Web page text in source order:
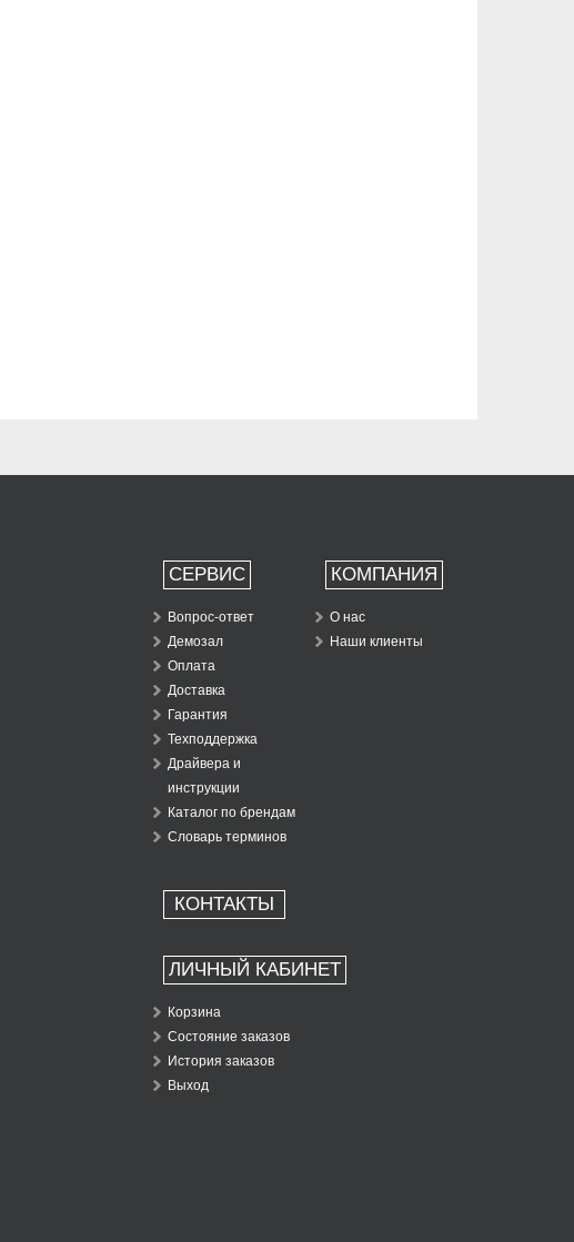
СЕРВИС
Вопрос-ответ
Демозал
Оплата
Доставка
Гарантия
Техподдержка
Драйвера и
инструкции
Каталог по брендам
Словарь терминов
КОМПАНИЯ
О нас
Наши клиенты
КОНТАКТЫ
ЛИЧНЫЙ КАБИНЕТ
Корзина
Состояние заказов
История заказов
Выход